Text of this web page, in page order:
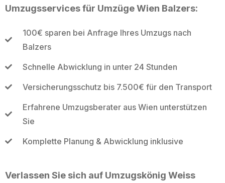
Umzugsservices für Umzüge Wien Balzers:
100€ sparen bei Anfrage Ihres Umzugs nach
Balzers
Schnelle Abwicklung in unter 24 Stunden
Versicherungsschutz bis 7.500€ für den Transport
Erfahrene Umzugsberater aus Wien unterstützen
Sie
Komplette Planung & Abwicklung inklusive
Verlassen Sie sich auf Umzugskönig Weiss